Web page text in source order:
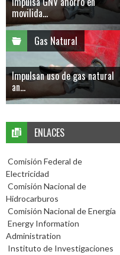
movilida...
Gas Natural
Impulsan uso de gas natural
an...
ENLACES
Comisión Federal de
Electricidad
Comisión Nacional de
Hidrocarburos
Comisión Nacional de Energía
Energy Information
Administration
Instituto de Investigaciones